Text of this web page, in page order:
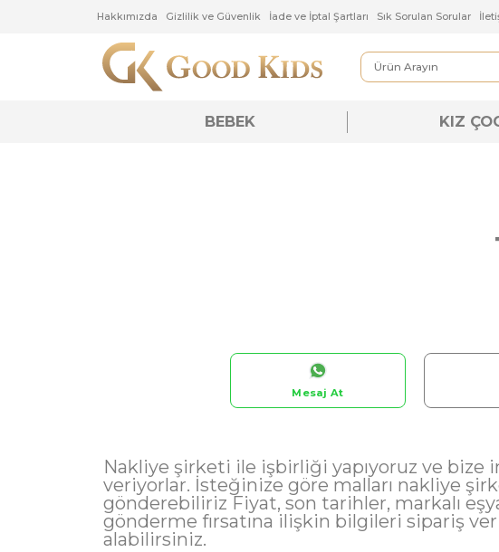
Hakkımızda Gizlilik ve Güvenlik İade ve İptal Şartları Sık Sorulan
BEBEK KIZ
Mesaj At
Nakliye şirketi ile işbirliği yapıyoruz ve bize
veriyorlar. İsteğinize göre malları nakliye
gönderebiliriz Fiyat, son tarihler, markalı
gönderme fırsatına ilişkin bilgileri sipariş
alabilirsiniz.